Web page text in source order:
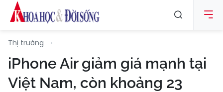
Thị trường
iPhone Air giảm giá mạnh tại
Việt Nam, còn khoảng 23